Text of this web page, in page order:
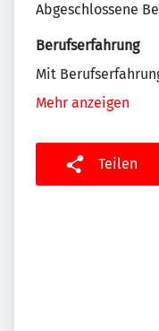
Abgeschlossene
Berufserfahrung
Mit
Mehr anzeigen
Teilen